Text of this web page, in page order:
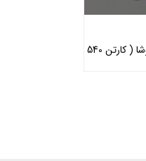
بشقاب میوه خوری گرد رنگی – کوشا ( کارتن 540